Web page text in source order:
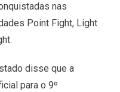
nas
Point Fight, Light
disse que a
para o 9º